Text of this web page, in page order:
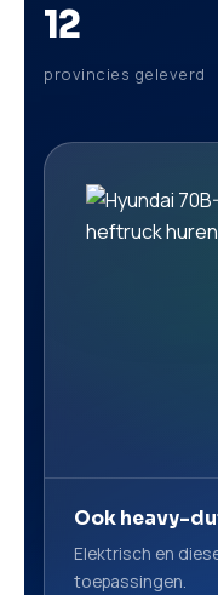
12
provincies geleverd
Ook heavy-
Elektrisch en
toepassingen.